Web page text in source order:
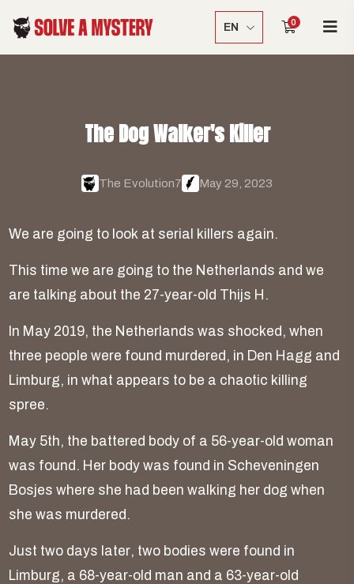
EN 0
The DogWalker's Killer
The Evolution7 May 29, 2023
We are going to ook at seria ki ers again.
This time we are going to the N ether ands and we
are ta king about the 27-year-o d Thijs H .
n M ay 2019, the N ether ands was shocked , when
three peop e were found murdered , in Den H agg and
Limburg, in what appears to be a chaotic ki ing
spree.
M ay 5th, the battered body of a 56-year-o d woman
was found . H er body was found in Scheveningen
Bosjes where she had been wa king her dog when
she was murdered .
Just two days ater, two bodies were found in
Limburg, a 68-year-o d man and a 63-year-o d